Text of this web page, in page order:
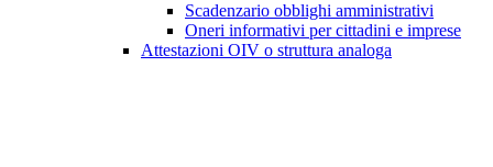
Scadenzario obblighi amministrativi
Oneri informativi per cittadini e imprese
Attestazioni OIV o struttura analoga